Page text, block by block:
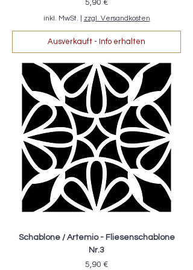
Preis
5,90 €
inkl. MwSt. zzgl. Versandkosten
Ausverkauft - Info erhalten
Schablone / Artemio - Fliesenschablone
Nr.3
Preis
5,90 €